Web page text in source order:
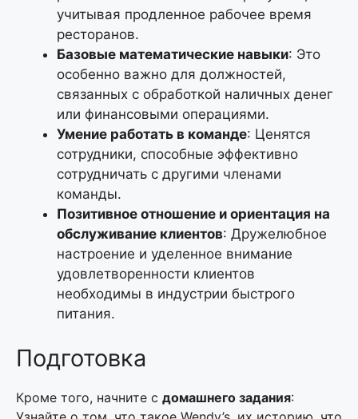
учитывая продленное рабочее время
ресторанов.
Базовые математические навыки: Это
особенно важно для должностей,
связанных с обработкой наличных денег
или финансовыми операциями.
Умение работать в команде: Ценятся
сотрудники, способные эффективно
сотрудничать с другими членами
команды.
Позитивное отношение и ориентация на
обслуживание клиентов: Дружелюбное
настроение и уделенное внимание
удовлетворенности клиентов
необходимы в индустрии быстрого
питания.
Подготовка
Кроме того, начните с домашнего задания: